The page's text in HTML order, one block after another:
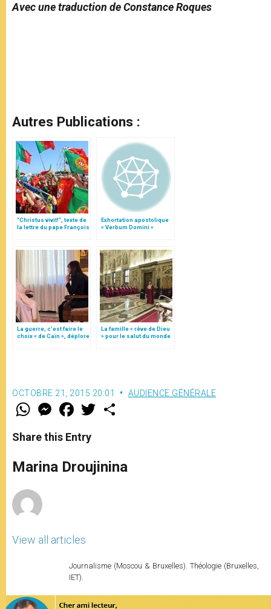
Avec une traduction de Constance Roques
Autres Publications :
"Christus vivit!", texte de
la lettre du pape François
Exhortation apostolique
« Verbum Domini »
La guerre, c’est faire le
choix « de Caïn », déplore
La famille « rêve de Dieu
» pour le salut du monde
(traduction complète)
OCTOBRE 21, 2015 20:01 AUDIENCE GÉNÉRALE
W
t
s
p
p
M
e
s
e
g
e
F
a
e
b
o
k
w
r
Share this Entry
Marina Droujinina
View all articles
Journalisme (Moscou & Bruxelles). Théologie (Bruxelles,
IET).